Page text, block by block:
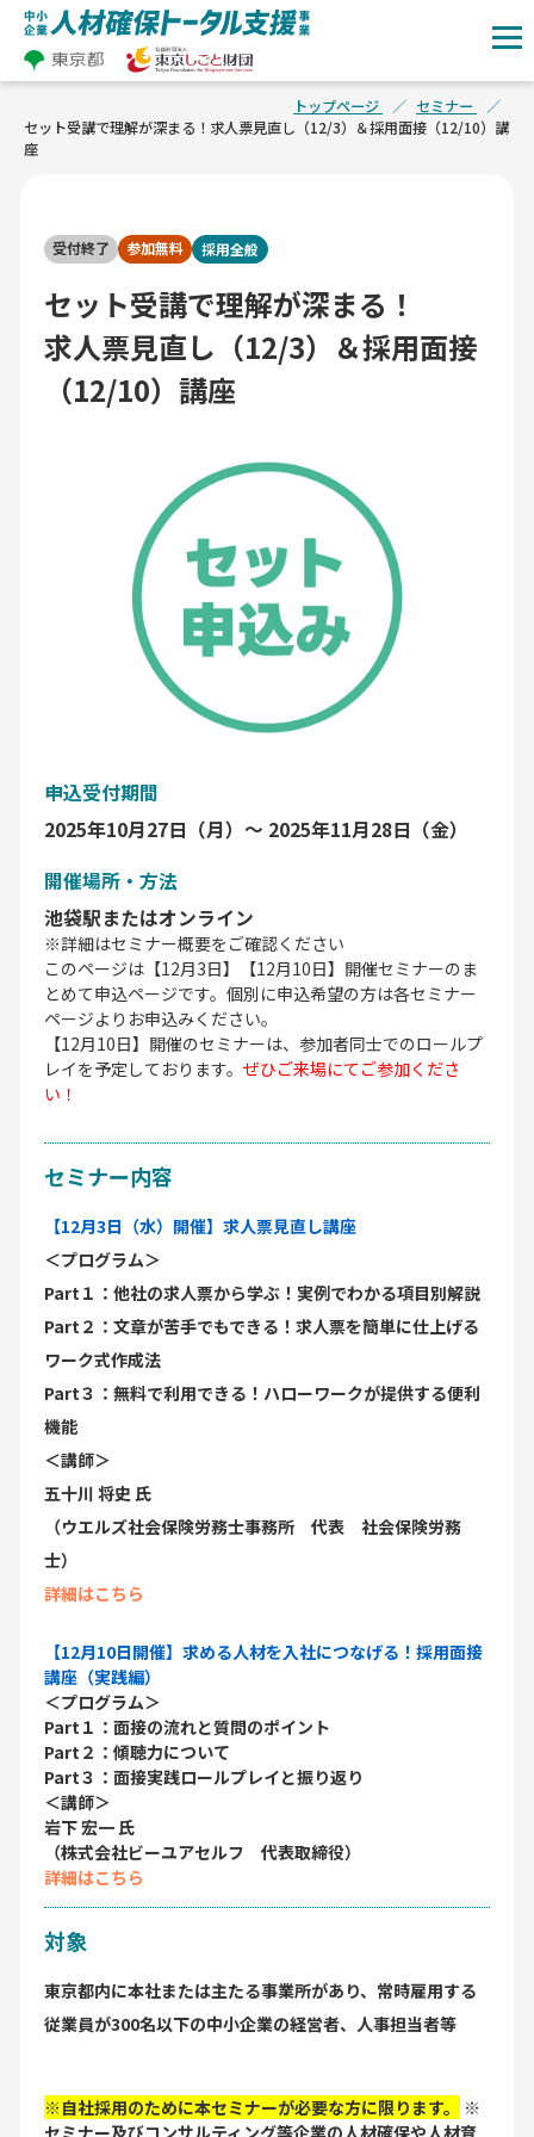
トップページ
セミナー
セット受講で理解が深まる！求人票見直し（12/3）＆採用面接（12/10）講
座
受付終了 参加無料 採用全般
セット受講で理解が深まる！
求人票見直し（12/3）＆採用面接
（12/10）講座
申込受付期間
2025年10月27日（月）〜 2025年11月28日（金）
開催場所・方法
池袋駅またはオンライン
※詳細はセミナー概要をご確認ください
このページは【12月3日】【12月10日】開催セミナーのま
とめて申込ページです。個別に申込希望の方は各セミナー
ページよりお申込みください。
【12月10日】開催のセミナーは、参加者同士でのロールプ
レイを予定しております。 ぜひご来場にてご参加くださ
い！
セミナー内容
【12月3日（水）開催】求人票見直し講座
＜プログラム＞
Part１：他社の求人票から学ぶ！実例でわかる項目別解説
Part２：文章が苦手でもできる！求人票を簡単に仕上げる
ワーク式作成法
Part３：無料で利用できる！ハローワークが提供する便利
機能
＜講師＞
五十川 将史 氏
（ウエルズ社会保険労務士事務所 代表 社会保険労務
士）
詳細はこちら
【12月10日開催】求める人材を入社につなげる！採用面接
講座（実践編）
＜プログラム＞
Part１：面接の流れと質問のポイント
Part２：傾聴力について
Part３：面接実践ロールプレイと振り返り
＜講師＞
岩下 宏一 氏
（株式会社ビーユアセルフ 代表取締役）
詳細はこちら
対象
東京都内に本社または主たる事業所があり、常時雇用する
従業員が300名以下の中小企業の経営者、人事担当者等
※自社採用のために本セミナーが必要な方に限ります。
※
セミナー及びコンサルティング等企業の人材確保や人材育